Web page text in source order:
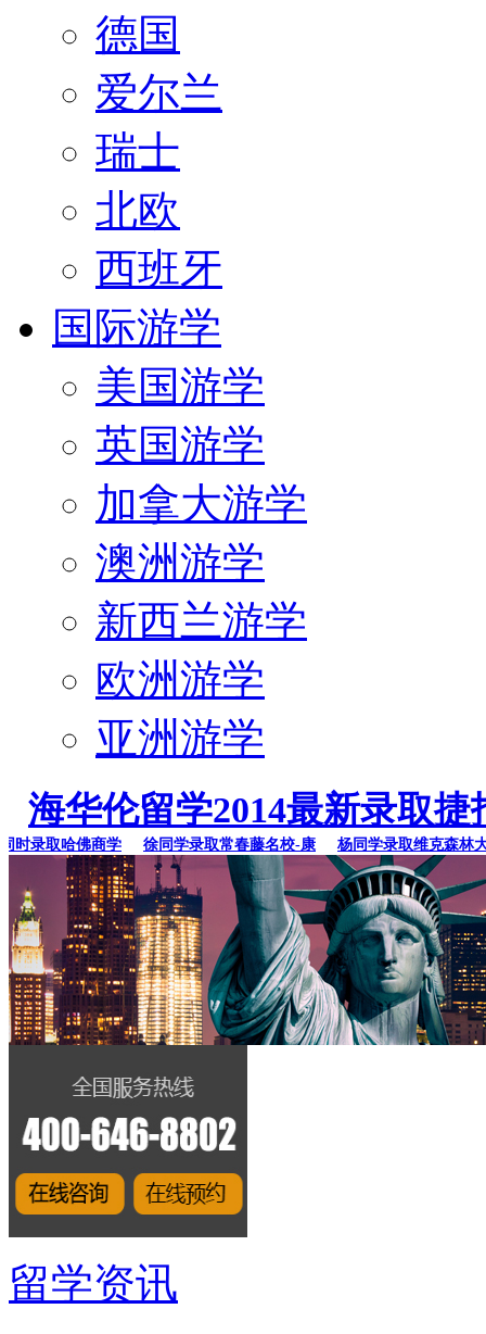
德国
爱尔兰
瑞士
北欧
西班牙
国际游学
美国游学
英国游学
加拿大游学
澳洲游学
新西兰游学
欧洲游学
亚洲游学
海华伦留学2014最新录取捷
取哈佛商学 徐同学录取常春藤名校-康 杨同学录取维克森林大学
留学资讯